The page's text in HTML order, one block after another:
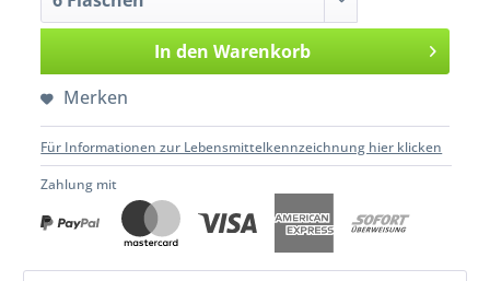
In den Warenkorb
Merken
Für Informationen zur Lebensmittelkennzeichnung hier klicken
Zahlung mit